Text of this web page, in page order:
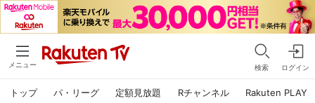
メニュー 検索 ログイン
トップ パ・リーグ 定額見放題 Rチャンネル Rakuten PLAY